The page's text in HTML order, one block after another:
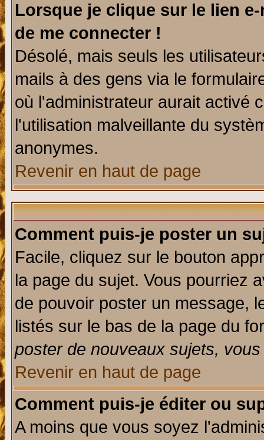
Lorsque je clique sur le lien
de me connecter !
Désolé, mais seuls les
mails à des gens via le
où l'administrateur aurait activé
l'utilisation malveillante du
anonymes.
Revenir en haut de page
Comment puis-je poster un
Facile, cliquez sur le bouton
la page du sujet. Vous pourriez
de pouvoir poster un message,
listés sur le bas de la page du
poster de nouveaux sujets,
Revenir en haut de page
Comment puis-je éditer ou
A moins que vous soyez